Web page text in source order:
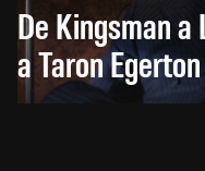
De Kingsman
a Taron